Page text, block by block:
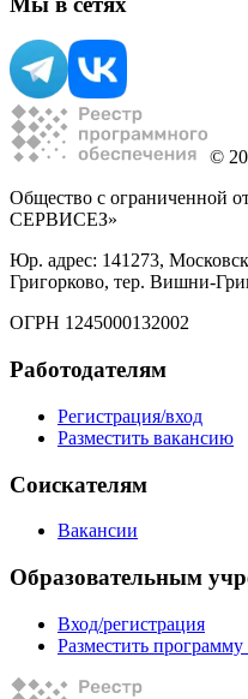
©
Общество с ограниченной
СЕРВИСЕЗ»
Юр. адрес: 141273,
Григорково, тер. Вишни-
ОГРН 1245000132002
Работодателям
Регистрация/вход
Разместить вакансию
Соискателям
Вакансии
Образовательным
Вход/регистрация
Разместить программу